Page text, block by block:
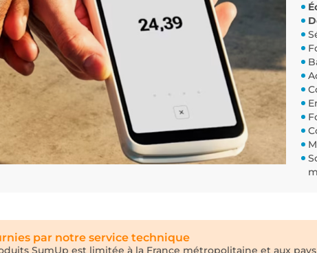
par notre service technique
SumUp est limitée à la France métropolitaine et aux